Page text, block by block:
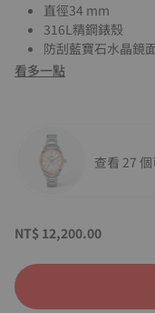
直徑34 mm
316L精鋼錶殼
防刮藍寶石水晶鏡
看多一點
查看 27
NT$ 12,200.00